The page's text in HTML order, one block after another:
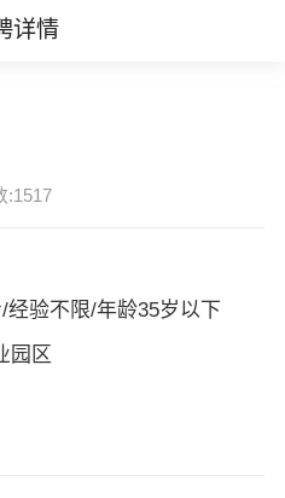
详情
:1517
验不限/年龄35岁以下
园区